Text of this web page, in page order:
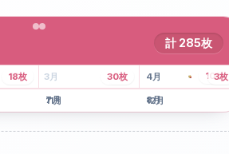
計 285枚
3月 4月 8枚
13枚
7月
6枚
8月
101枚
18枚
11月
30枚
12月
3枚